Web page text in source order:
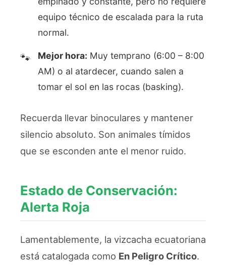
equipo técnico de escalada para la ruta
normal.
Mejor hora: Muy temprano (6:00 – 8:00
AM) o al atardecer, cuando salen a
tomar el sol en las rocas (basking).
Recuerda llevar binoculares y mantener
silencio absoluto. Son animales tímidos
que se esconden ante el menor ruido.
Estado de Conservación:
Alerta Roja
Lamentablemente, la vizcacha ecuatoriana
está catalogada como En Peligro Crítico.